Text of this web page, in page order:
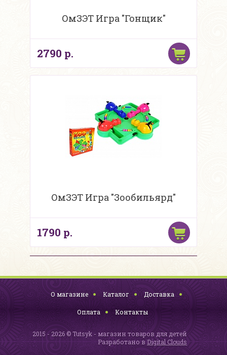
ОмЗЭТ Игра "Гонщик"
2790 р.
ОмЗЭТ Игра "Зообильярд"
1790 р.
О магазине Каталог Доставка
Оплата Контакты
2015 - 2026 © Tutsyk - магазин товаров для детей
Разработано в Digital Clouds